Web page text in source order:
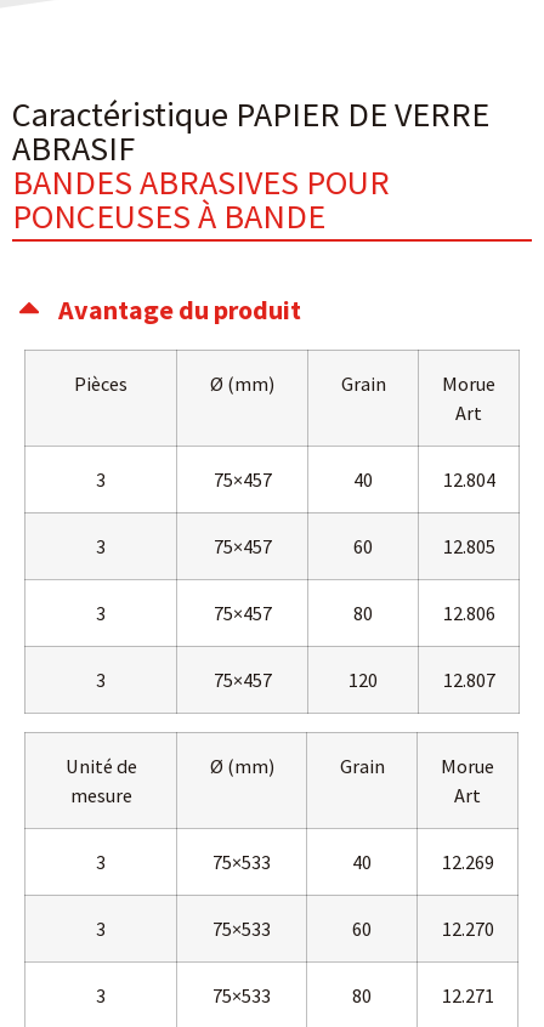
Caractéristique PAPIER DE VERRE
ABRASIF
BANDES ABRASIVES POUR
PONCEUSES À BANDE
Avantage du produit
Pièces Ø (mm) Grain
Morue
Art
3 75×457 40 12.804
3 75×457 60 12.805
3 75×457 80 12.806
3 75×457 120 12.807
Unité de
mesure
Ø (mm) Grain
Morue
Art
3 75×533 40 12.269
3 75×533 60 12.270
3 75×533 80 12.271